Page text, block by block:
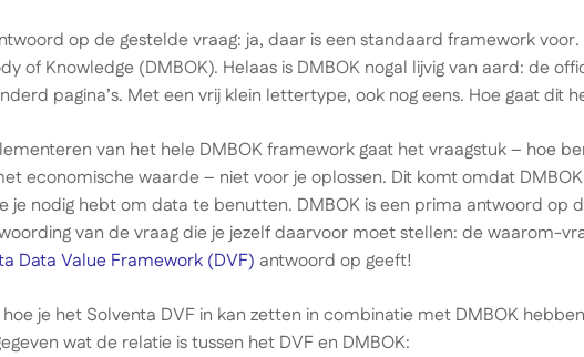
op de gestelde vraag: ja, daar is een standaard framework
of Knowledge (DMBOK). Helaas is DMBOK nogal lijvig van aard: de
pagina’s. Met een vrij klein lettertype, ook nog eens. Hoe gaat dit
van het hele DMBOK framework gaat het vraagstuk – hoe
economische waarde – niet voor je oplossen. Dit komt omdat
je nodig hebt om data te benutten. DMBOK is een prima antwoord op
van de vraag die je jezelf daarvoor moet stellen: de waarom-
Data Value Framework (DVF) antwoord op geeft!
je het Solventa DVF in kan zetten in combinatie met DMBOK
wat de relatie is tussen het DVF en DMBOK: